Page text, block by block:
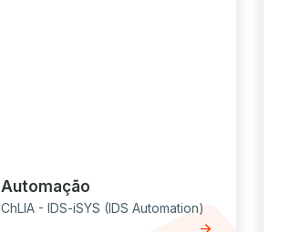
Automação
ChLIA - IDS-iSYS (IDS Automation)